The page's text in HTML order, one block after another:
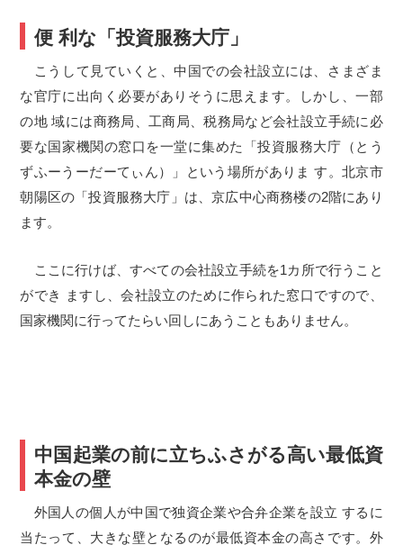
便 利な「投資服務大庁」
こうして見ていくと、中国での会社設立には、さまざま
な官庁に出向く必要がありそうに思えます。しかし、一部
の地 域には商務局、工商局、税務局など会社設立手続に必
要な国家機関の窓口を一堂に集めた「投資服務大庁（とう
ずふーうーだーてぃん）」という場所がありま す。北京市
朝陽区の「投資服務大庁」は、京広中心商務楼の2階にあり
ます。
ここに行けば、すべての会社設立手続を1カ所で行うこと
ができ ますし、会社設立のために作られた窓口ですので、
国家機関に行ってたらい回しにあうこともありません。
中国起業の前に立ちふさがる高い最低資
本金の壁
外国人の個人が中国で独資企業や合弁企業を設立 するに
当たって、大きな壁となるのが最低資本金の高さです。外